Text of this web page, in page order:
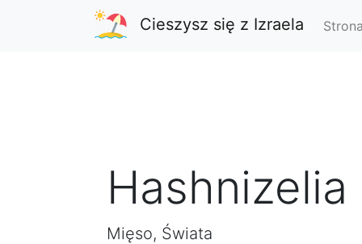
Cieszysz się z Izraela
Mięso, Świata